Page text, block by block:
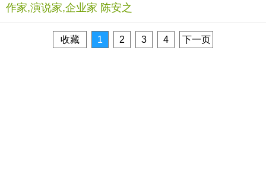
作家,演说家,企业家 陈安之
收藏 1 2 3 4 下一页